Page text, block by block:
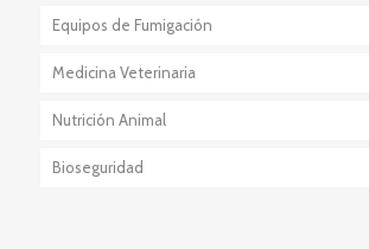
Equipos de Fumigación
Medicina Veterinaria
Nutrición Animal
Bioseguridad